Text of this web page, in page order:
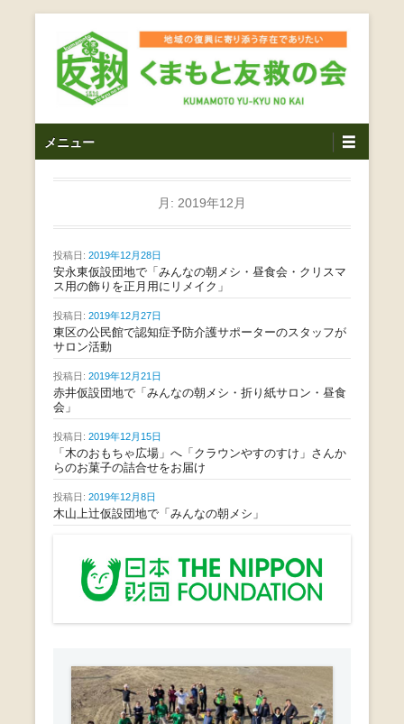
ス
くまもと友救の会｜地域
の復興に寄り添う存在で
ありたい｜熊本県上益城
ィア
し代表松岡亮太を中心に、熊本地震発生直後から被災者の
復興・生活再建を目的に活動しているボランティア団体で
イ
メニュー
月: 2019年12月
投稿日: 2019年12月28日
安永東仮設団地で「みんなの朝メシ・昼食会・クリスマ
ス用の飾りを正月用にリメイク」
投稿日: 2019年12月27日
東区の公民館で認知症予防介護サポーターのスタッフが
サロン活動
投稿日: 2019年12月21日
赤井仮設団地で「みんなの朝メシ・折り紙サロン・昼食
会」
投稿日: 2019年12月15日
「木のおもちゃ広場」へ「クラウンやすのすけ」さんか
らのお菓子の詰合せをお届け
投稿日: 2019年12月8日
木山上辻仮設団地で「みんなの朝メシ」